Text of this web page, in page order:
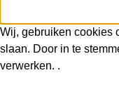
Wij, gebruiken cookies
slaan. Door in te
verwerken. .